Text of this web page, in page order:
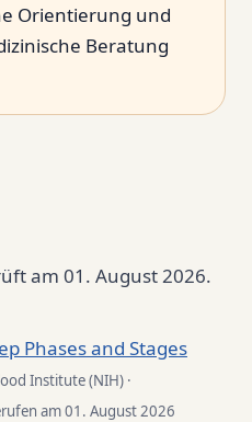
Orientierung und
Beratung
am 01. August 2026.
Phases and Stages
Institute (NIH) ·
am 01. August 2026